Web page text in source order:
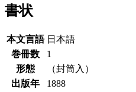
書状
本文言語 日本語
巻冊数
1
形態
（封筒入）
出版年
1888